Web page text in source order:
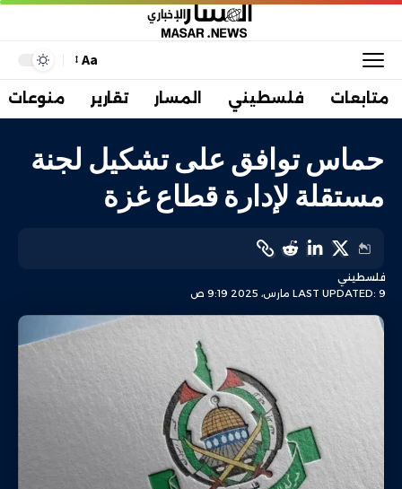
Aa
متابعات فلسطيني المسار تقارير منوعات
حماس توافق على تشكيل لجنة
مستقلة لإدارة قطاع غزة
LAST UPDATED: 9 مارس، 2025 9:19 ص
فلسطيني